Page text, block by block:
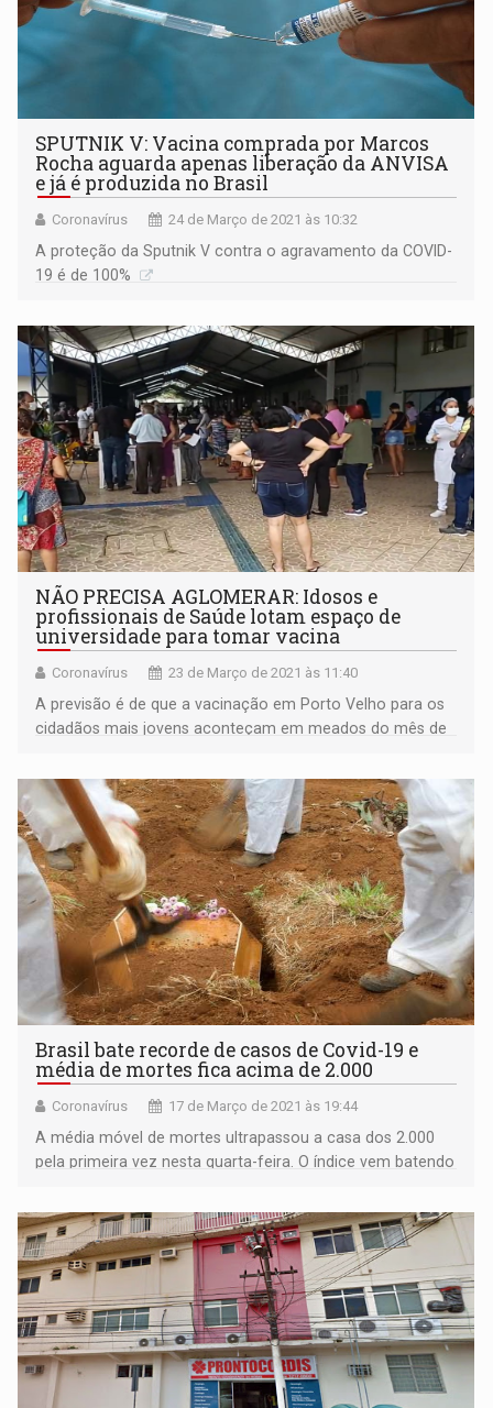
SPUTNIK V: Vacina comprada por Marcos
Rocha aguarda apenas liberação da ANVISA
e já é produzida no Brasil
Coronavírus 24 de Março de 2021 às 10:32
A proteção da Sputnik V contra o agravamento da COVID-
19 é de 100%
NÃO PRECISA AGLOMERAR: Idosos e
profissionais de Saúde lotam espaço de
universidade para tomar vacina
Coronavírus 23 de Março de 2021 às 11:40
A previsão é de que a vacinação em Porto Velho para os
cidadãos mais jovens aconteçam em meados do mês de
Brasil bate recorde de casos de Covid-19 e
média de mortes fica acima de 2.000
Coronavírus 17 de Março de 2021 às 19:44
A média móvel de mortes ultrapassou a casa dos 2.000
pela primeira vez nesta quarta-feira. O índice vem batendo